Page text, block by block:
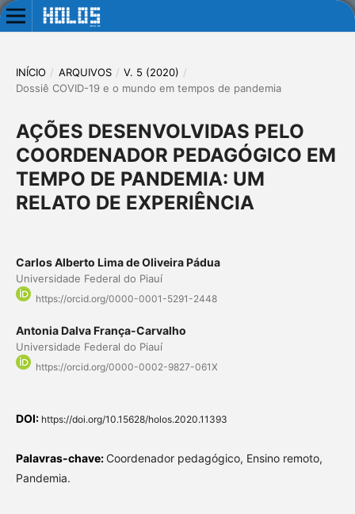
INÍCIO / ARQUIVOS / V. 5 (2020) /
Dossiê COVID-19 e o mundo em tempos de pandemia
AÇÕES DESENVOLVIDAS PELO
COORDENADOR PEDAGÓGICO EM
TEMPO DE PANDEMIA: UM
RELATO DE EXPERIÊNCIA
Carlos Alberto Lima de Oliveira Pádua
Universidade Federal do Piauí
https://orcid.org/0000-0001-5291-2448
Antonia Dalva França-Carvalho
Universidade Federal do Piauí
https://orcid.org/0000-0002-9827-061X
DOI: https://doi.org/10.15628/holos.2020.11393
Palavras-chave: Coordenador pedagógico, Ensino remoto,
Pandemia.